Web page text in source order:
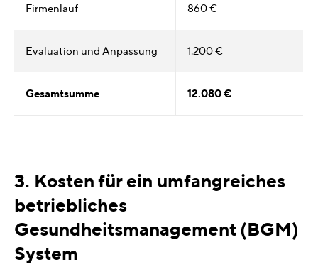
Firmenlauf 860 €
Evaluation und Anpassung 1.200 €
Gesamtsumme 12.080 €
3. Kosten für ein umfangreiches
betriebliches
Gesundheitsmanagement (BGM)
System